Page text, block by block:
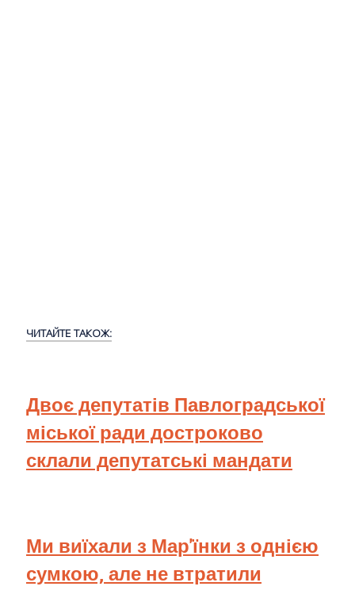
ЧИТАЙТЕ ТАКОЖ:
Двоє депутатів Павлоградської
міської ради достроково
склали депутатські мандати
Ми виїхали з Мар'їнки з однією
сумкою, але не втратили